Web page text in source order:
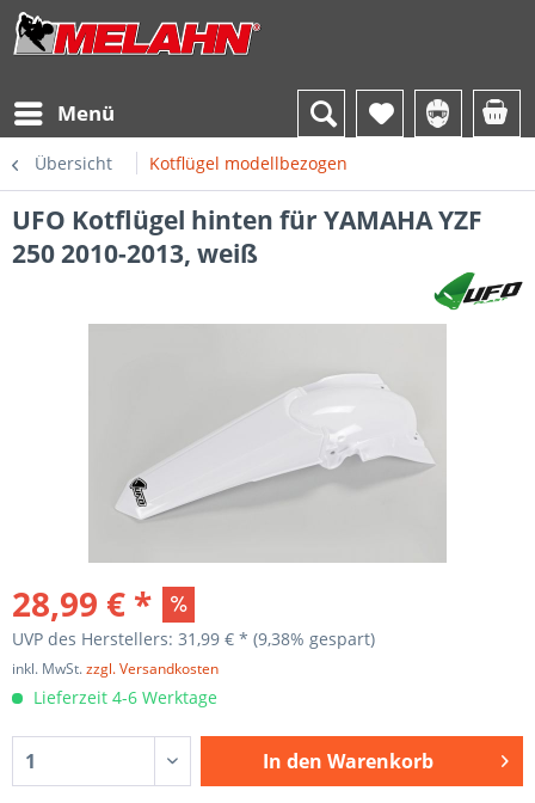
Menü
Übersicht Kotflügel modellbezogen
UFO Kotflügel hinten für YAMAHA YZF
250 2010-2013, weiß
28,99 € *
UVP des Herstellers: 31,99 € * (9,38% gespart)
inkl. MwSt.zzgl. Versandkosten
Lieferzeit 4-6 Werktage
In den Warenkorb